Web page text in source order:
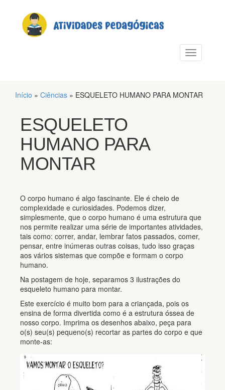
Alternar
Início » Ciências » ESQUELETO HUMANO PARA MONTAR
ESQUELETO
HUMANO PARA
MONTAR
O corpo humano é algo fascinante. Ele é cheio de
complexidade e curiosidades. Podemos dizer,
simplesmente, que o corpo humano é uma estrutura que
nos permite realizar uma série de importantes atividades,
tais como: correr, andar, lembrar fatos passados, comer,
pensar, entre inúmeras outras coisas, tudo isso graças
aos vários sistemas que compõe e formam o corpo
humano.
Na postagem de hoje, separamos 3 ilustrações do
esqueleto humano para montar.
Este exercício é muito bom para a criançada, pois os
ensina de forma divertida como é a estrutura óssea de
nosso corpo. Imprima os desenhos abaixo, peça para
o(s) seu(s) pequeno(s) recortar as partes do corpo e que
monte-as: